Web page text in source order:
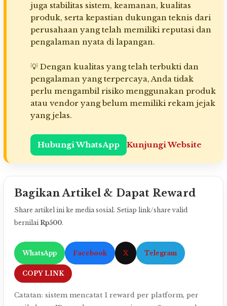
juga stabilitas sistem, keamanan, kualitas
produk, serta kepastian dukungan teknis dari
perusahaan yang telah memiliki reputasi dan
pengalaman nyata di lapangan.
💡 Dengan kualitas yang telah terbukti dan
pengalaman yang terpercaya, Anda tidak
perlu mengambil risiko menggunakan produk
atau vendor yang belum memiliki rekam jejak
yang jelas.
Hubungi WhatsApp Kunjungi Website
Bagikan Artikel & Dapat Reward
Share artikel ini ke media sosial. Setiap link/share valid
bernilaiRp500.
WhatsApp Facebook X Telegram
COPY LINK
Catatan: sistem mencatat 1 reward per platform, per